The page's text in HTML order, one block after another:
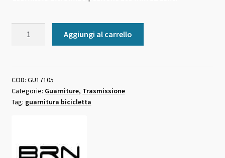
era:
20,00 €.
è:
18,00 €.
105
mm
32
Aggiungi al carrello
COD: GU17105
Categorie: Guarniture, Trasmissione
Tag: guarnitura bicicletta